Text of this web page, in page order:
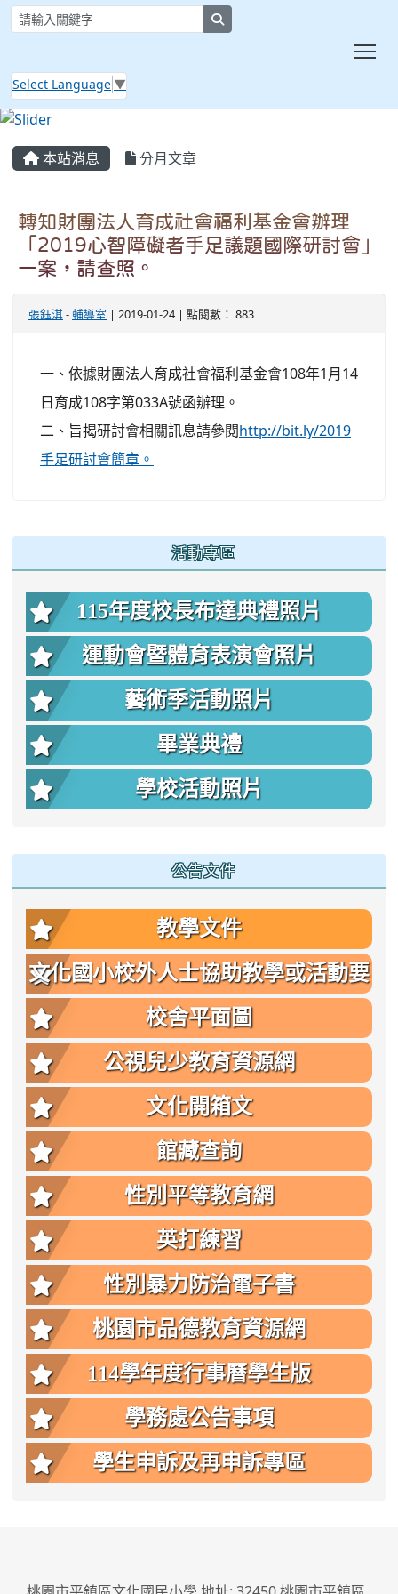
Select Language ▼
本站消息 分月文章
轉知財團法人育成社會福利基金會辦理
「2019心智障礙者手足議題國際研討會」
一案，請查照。
張鈺淇-輔導室 | 2019-01-24 | 點閱數： 883
一、依據財團法人育成社會福利基金會108年1月14
日育成108字第033A號函辦理。
二、旨揭研討會相關訊息請參閱http://bit.ly/2019
手足研討會簡章。
活動專區
115年度校長布達典禮照片
運動會暨體育表演會照片
藝術季活動照片
畢業典禮
學校活動照片
公告文件
教學文件
文化國小校外人士協助教學或活動要
點
校舍平面圖
公視兒少教育資源網
文化開箱文
館藏查詢
性別平等教育網
英打練習
性別暴力防治電子書
桃園市品德教育資源網
114學年度行事曆學生版
學務處公告事項
學生申訴及再申訴專區